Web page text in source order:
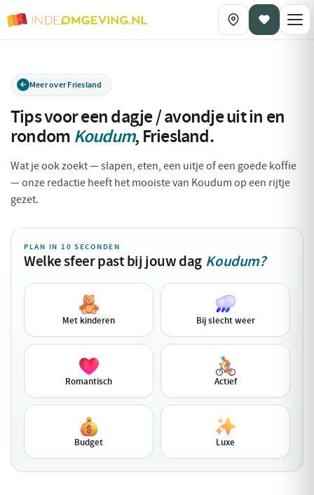
Meer over Friesland
Tips voor een dagje / avondje uit in en
rondom Koudum, Friesland.
Wat je ook zoekt — slapen, eten, een uitje of een goede koffie
— onze redactie heeft het mooiste van Koudum op een rijtje
gezet.
PLAN IN 10 SECONDEN
Welke sfeer past bij jouw dag Koudum?
Met kinderen Bij slecht weer
Romantisch Actief
Budget Luxe